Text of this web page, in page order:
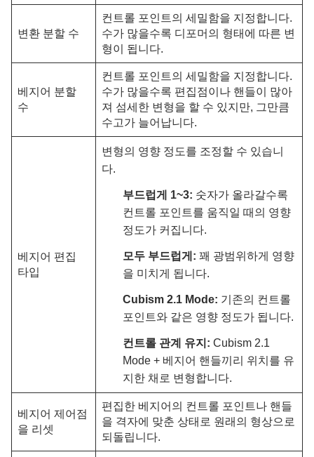
변환 분할 수
컨트롤 포인트의 세밀함을 지정합니다.
수가 많을수록 디포머의 형태에 따른 변
형이 됩니다.
베지어 분할
수
컨트롤 포인트의 세밀함을 지정합니다.
수가 많을수록 편집점이나 핸들이 많아
져 섬세한 변형을 할 수 있지만, 그만큼
수고가 늘어납니다.
베지어 편집
타입
변형의 영향 정도를 조정할 수 있습니
다.
부드럽게 1~3: 숫자가 올라갈수록
컨트롤 포인트를 움직일 때의 영향
정도가 커집니다.
모두 부드럽게: 꽤 광범위하게 영향
을 미치게 됩니다.
Cubism 2.1 Mode: 기존의 컨트롤
포인트와 같은 영향 정도가 됩니다.
컨트롤 관계 유지: Cubism 2.1
Mode + 베지어 핸들끼리 위치를 유
지한 채로 변형합니다.
베지어 제어점
을 리셋
편집한 베지어의 컨트롤 포인트나 핸들
을 격자에 맞춘 상태로 원래의 형상으로
되돌립니다.